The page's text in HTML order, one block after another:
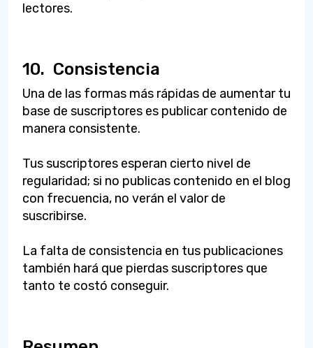
lectores.
10. Consistencia
Una de las formas más rápidas de aumentar tu
base de suscriptores es publicar contenido de
manera consistente.
Tus suscriptores esperan cierto nivel de
regularidad; si no publicas contenido en el blog
con frecuencia, no verán el valor de
suscribirse.
La falta de consistencia en tus publicaciones
también hará que pierdas suscriptores que
tanto te costó conseguir.